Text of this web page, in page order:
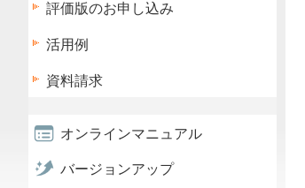
評価版のお申し込み
活用例
資料請求
オンラインマニュアル
バージョンアップ